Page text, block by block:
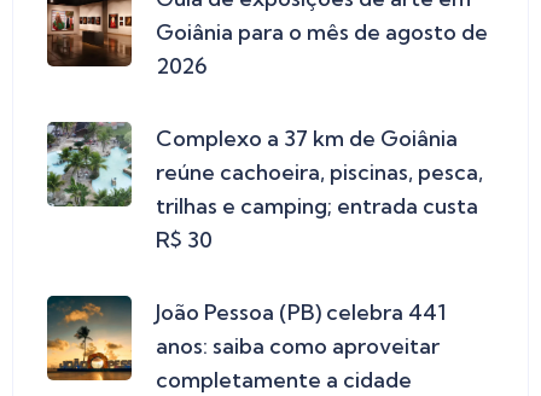
Goiânia para o mês de agosto de
2026
Complexo a 37 km de Goiânia
reúne cachoeira, piscinas, pesca,
trilhas e camping; entrada custa
R$ 30
João Pessoa (PB) celebra 441
anos: saiba como aproveitar
completamente a cidade